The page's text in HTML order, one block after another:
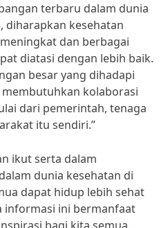
terbaru dalam dunia
diharapkan kesehatan
dan berbagai
diatasi dengan lebih baik.
besar yang dihadapi
kolaborasi
dari pemerintah, tenaga
itu sendiri.”
ikut serta dalam
dunia kesehatan di
dapat hidup lebih sehat
informasi ini bermanfaat